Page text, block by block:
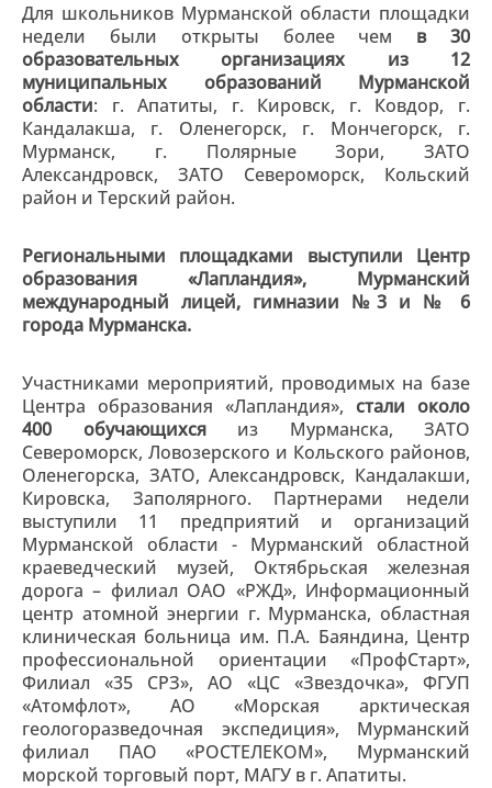
Для школьников Мурманской области площадки
недели были открыты более чем в 30
образовательных организациях из 12
муниципальных образований Мурманской
области: г. Апатиты, г. Кировск, г. Ковдор, г.
Кандалакша, г. Оленегорск, г. Мончегорск, г.
Мурманск, г. Полярные Зори, ЗАТО
Александровск, ЗАТО Североморск, Кольский
район и Терский район.
Региональными площадками выступили Центр
образования «Лапландия», Мурманский
международный лицей, гимназии №3 и № 6
города Мурманска.
Участниками мероприятий, проводимых на базе
Центра образования «Лапландия», стали около
400 обучающихсяиз Мурманска, ЗАТО
Североморск, Ловозерского и Кольского районов,
Оленегорска, ЗАТО, Александровск, Кандалакши,
Кировска, Заполярного. Партнерами недели
выступили 11 предприятий и организаций
Мурманской области - Мурманский областной
краеведческий музей, Октябрьская железная
дорога – филиал ОАО «РЖД», Информационный
центр атомной энергии г. Мурманска, областная
клиническая больница им. П.А. Баяндина, Центр
профессиональной ориентации «ПрофСтарт»,
Филиал «35 СРЗ», АО «ЦС «Звездочка», ФГУП
«Атомфлот», АО «Морская арктическая
геологоразведочная экспедиция», Мурманский
филиал ПАО «РОСТЕЛЕКОМ», Мурманский
морской торговый порт, МАГУ в г. Апатиты.